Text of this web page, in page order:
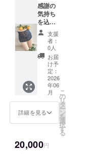
感謝の
気持ち
を込め
て、お
礼のを
メッ
セージ
と新商
品のパ
ンフ
レット
をお送
りしま
す。 (三
つ折り
メッ
ジ・三
つ折り
支援
者：
0人
お届
け予
定：
2026
年06
月
詳細を見る
こ
の
リ
タ
ー
ン
を
選
択
す
る
20,000円